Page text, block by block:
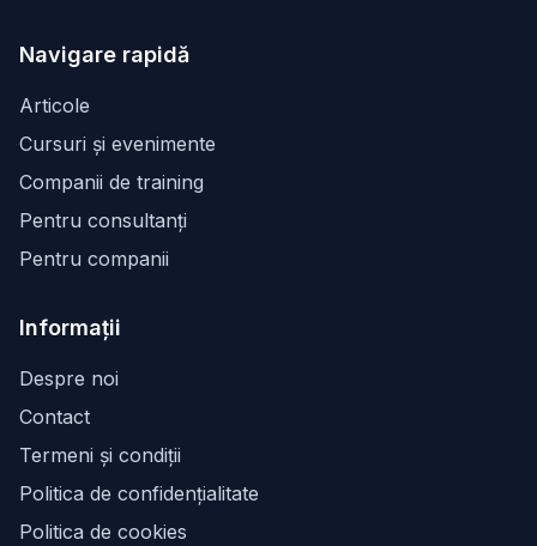
Navigare rapidă
Articole
Cursuri și evenimente
Companii de training
Pentru consultanți
Pentru companii
Informații
Despre noi
Contact
Termeni și condiții
Politica de confidențialitate
Politica de cookies